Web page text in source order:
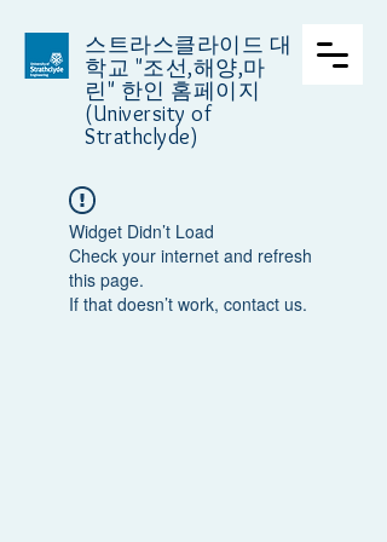
스트라스클라이드 대
학교 "조선,해양,마
린" 한인 홈페이지
(University of
Strathclyde)
Widget Didn’t Load
Check your internet and refresh
this page.
If that doesn’t work, contact us.